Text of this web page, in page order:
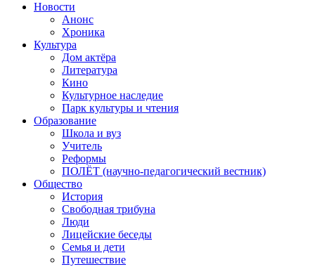
Новости
Анонс
Хроника
Культура
Дом актёра
Литература
Кино
Культурное наследие
Парк культуры и чтения
Образование
Школа и вуз
Учитель
Реформы
ПОЛЁТ (научно-педагогический вестник)
Общество
История
Свободная трибуна
Люди
Лицейские беседы
Семья и дети
Путешествие